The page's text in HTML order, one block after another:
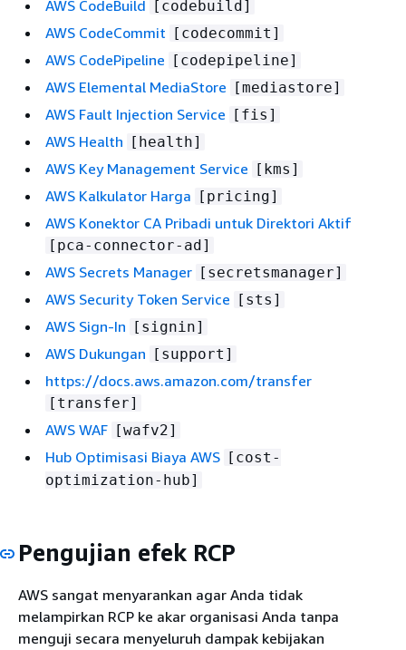
AWS CodeBuild [codebuild]
AWS CodeCommit [codecommit]
AWS CodePipeline [codepipeline]
AWS Elemental MediaStore [mediastore]
AWS Fault Injection Service [fis]
AWS Health [health]
AWS Key Management Service [kms]
AWS Kalkulator Harga [pricing]
AWS Konektor CA Pribadi untuk Direktori Aktif
[pca-connector-ad]
AWS Secrets Manager [secretsmanager]
AWS Security Token Service [sts]
AWS Sign-In [signin]
AWS Dukungan [support]
https://docs.aws.amazon.com/transfer
[transfer]
AWS WAF [wafv2]
Hub Optimisasi Biaya AWS [cost-
optimization-hub]
Pengujian efek RCP
AWS sangat menyarankan agar Anda tidak
melampirkan RCP ke akar organisasi Anda tanpa
menguji secara menyeluruh dampak kebijakan